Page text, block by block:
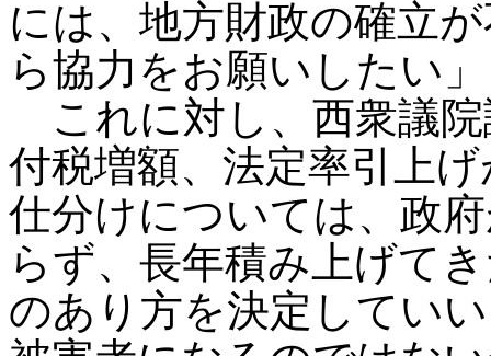
には、地方財政の確立
ら協力をお願いしたい
これに対し、西衆議院
付税増額、法定率引上
仕分けについては、政
らず、長年積み上げて
のあり方を決定してい